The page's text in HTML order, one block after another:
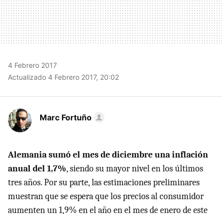
4 Febrero 2017
Actualizado 4 Febrero 2017, 20:02
Marc Fortuño
Alemania sumó el mes de diciembre una inflación
anual del 1,7%, siendo su mayor nivel en los últimos
tres años. Por su parte, las estimaciones preliminares
muestran que se espera que los precios al consumidor
aumenten un 1,9% en el año en el mes de enero de este